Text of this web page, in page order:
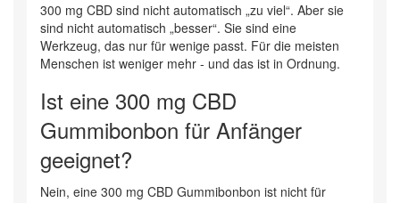
300 mg CBD sind nicht automatisch „zu viel“. Aber sie
sind nicht automatisch „besser“. Sie sind eine
Werkzeug, das nur für wenige passt. Für die meisten
Menschen ist weniger mehr - und das ist in Ordnung.
Ist eine 300 mg CBD
Gummibonbon für Anfänger
geeignet?
Nein, eine 300 mg CBD Gummibonbon ist nicht für